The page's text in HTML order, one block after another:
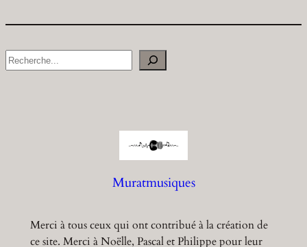
S
Muratmusiques
Merci à tous ceux qui ont contribué à la création de
ce site. Merci à Noëlle, Pascal et Philippe pour leur